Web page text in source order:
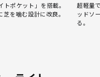
ポケット」を搭載。
を噛む設計に改良。
超軽量
ッドソ
る。